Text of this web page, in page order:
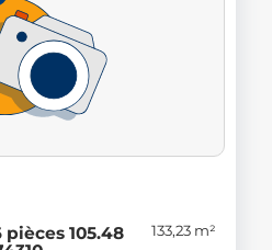
105.48
133,23 m²